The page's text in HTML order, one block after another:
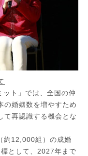
ト」では、全国の仲
の婚姻数を増やすため
て再認識する機会とな
約12,000組）の成婚
として、2027年まで